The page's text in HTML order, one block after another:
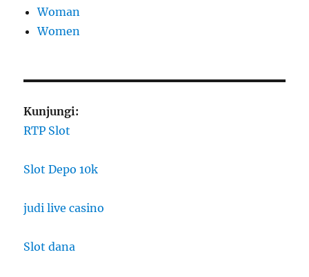
Woman
Women
Kunjungi:
RTP Slot
Slot Depo 10k
judi live casino
Slot dana